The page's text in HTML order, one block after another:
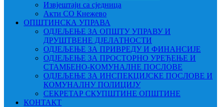
Извјештаји са сједница
Акти СО Кнежево
ОПШТИНСКА УПРАВА
ОДЈЕЉЕЊЕ ЗА ОПШТУ УПРАВУ И
ДРУШТВЕНЕ ДЈЕЛАТНОСТИ
ОДЈЕЉЕЊЕ ЗА ПРИВРЕДУ И ФИНАНСИЈЕ
ОДЈЕЉЕЊЕ ЗА ПРОСТОРНО УРЕЂЕЊЕ И
СТАМБЕНО-КОМУНАЛНЕ ПОСЛОВЕ
ОДЈЕЉЕЊЕ ЗА ИНСПЕКЦИЈСКЕ ПОСЛОВЕ И
КОМУНАЛНУ ПОЛИЦИЈУ
СЕКРЕТАР СКУПШТИНЕ ОПШТИНЕ
КОНТАКТ